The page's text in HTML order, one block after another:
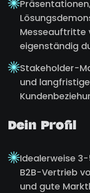
Messeauftritte
eigenständig
Stakeholder-
und
Dein Profil
Idealerweise
B2B-Vertrieb
und gute